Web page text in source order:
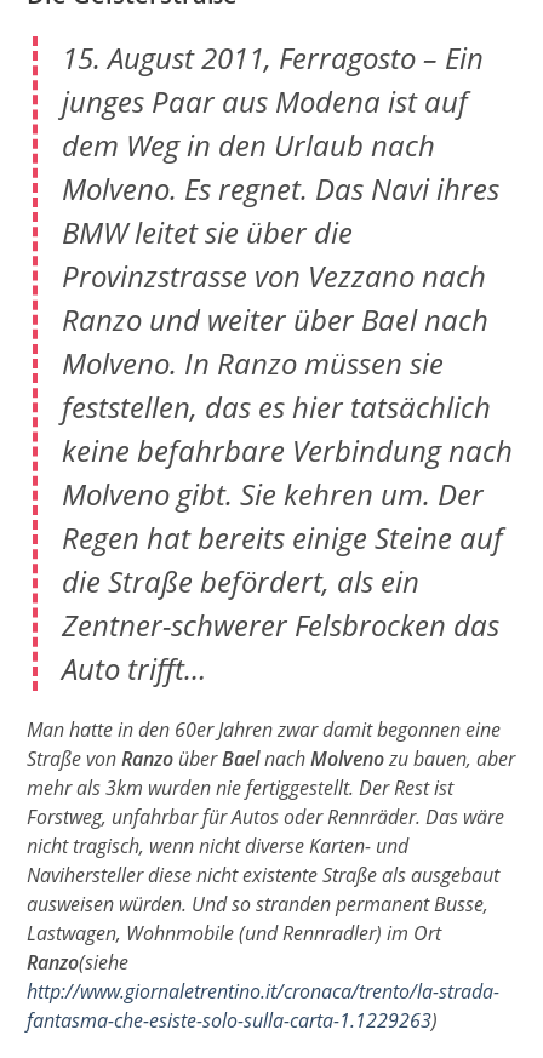
15. August 2011, Ferragosto – Ein
junges Paar aus Modena ist auf
dem Weg in den Urlaub nach
Molveno. Es regnet. Das Navi ihres
BMW leitet sie über die
Provinzstrasse von Vezzano nach
Ranzo und weiter über Bael nach
Molveno. In Ranzo müssen sie
feststellen, das es hier tatsächlich
keine befahrbare Verbindung nach
Molveno gibt. Sie kehren um. Der
Regen hat bereits einige Steine auf
die Straße befördert, als ein
Zentner-schwerer Felsbrocken das
Auto trifft…
Man hatte in den 60er Jahren zwar damit begonnen eine
Straße vonRanzo überBaelnachMolvenozu bauen, aber
mehr als 3km wurden nie fertiggestellt. Der Rest ist
Forstweg, unfahrbar für Autos oder Rennräder. Das wäre
nicht tragisch, wenn nicht diverse Karten- und
Navihersteller diese nicht existente Straße als ausgebaut
ausweisen würden. Und so stranden permanent Busse,
Lastwagen, Wohnmobile (und Rennradler) im Ort
Ranzo(siehe
http://www.giornaletrentino.it/cronaca/trento/la-strada-
fantasma-che-esiste-solo-sulla-carta-1.1229263)